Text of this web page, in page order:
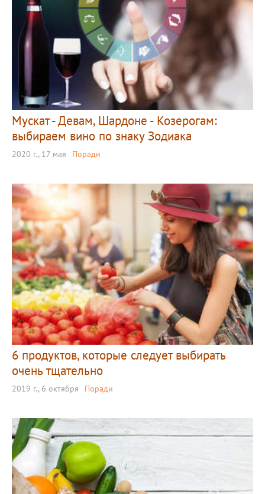
Мускат - Девам, Шардоне - Козерогам:
выбираем вино по знаку Зодиака
2020 г., 17 мая Поради
6 продуктов, которые следует выбирать
очень тщательно
2019 г., 6 октября Поради